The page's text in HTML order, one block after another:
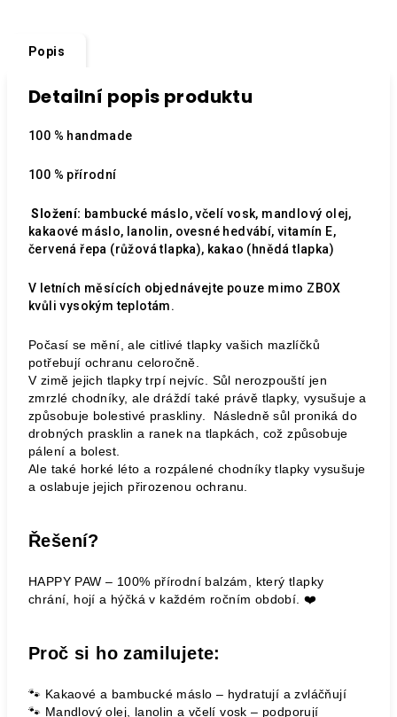
Popis
Detailní popis produktu
100 % handmade
100 % přírodní
Složení: bambucké máslo, včelí vosk, mandlový olej,
kakaové máslo, lanolin, ovesné hedvábí, vitamín E,
červená řepa (růžová tlapka), kakao (hnědá tlapka)
V letních měsících objednávejte pouze mimo ZBOX
kvůli vysokým teplotám.
Počasí se mění, ale citlivé tlapky vašich mazlíčků
potřebují ochranu celoročně.
V zimě jejich tlapky trpí nejvíc. Sůl nerozpouští jen
zmrzlé chodníky, ale dráždí také právě tlapky, vysušuje a
způsobuje bolestivé praskliny.
Následně sůl proniká do
drobných prasklin a ranek na tlapkách, což způsobuje
pálení a bolest.
Ale také horké léto a rozpálené chodníky tlapky vysušuje
a oslabuje jejich přirozenou ochranu.
Řešení?
HAPPY PAW – 100% přírodní balzám, který tlapky
chrání, hojí a hýčká v každém ročním období. ❤️
Proč si ho zamilujete:
🐾 Kakaové a bambucké máslo – hydratují a zvláčňují
🐾 Mandlový olej, lanolin a včelí vosk – podporují